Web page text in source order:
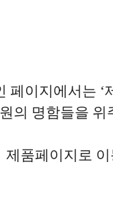
페이지에서는 ‘
의 명함들을 위
제품페이지로